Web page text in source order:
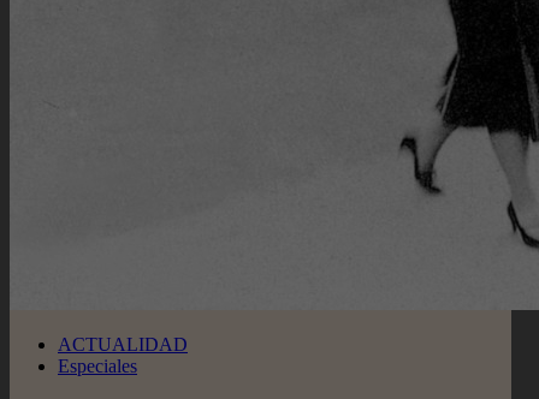
ACTUALIDAD
Especiales